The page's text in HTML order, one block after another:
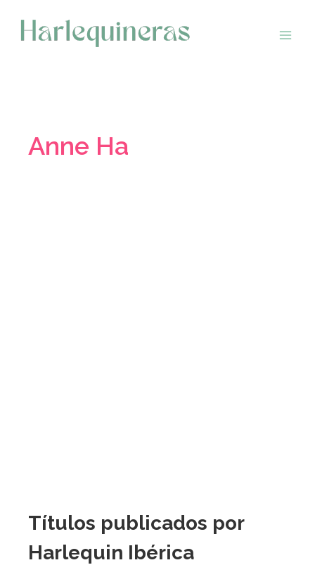
contenido
Anne Ha
Títulos publicados por
Harlequin Ibérica